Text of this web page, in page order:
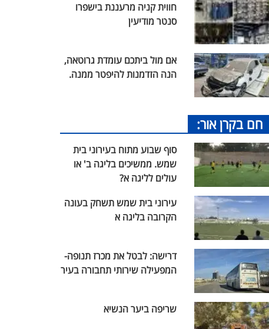
חווית קניה מרעננת בישפרו
סנטר מודיעין
אם מול ביתכם עומדת גרוטאה,
הנה הזדמנות להיפטר ממנה.
חם בקרן אור:
סוף שבוע מתוח בעירוני בית
שמש. ממשיכים בליגה ב' או
עולים לליגה א?
עירוני בית שמש תשחק בעונה
הקרובה בליגה א
דרישה: לבטל את מכרז תנופה-
המפעילה שירותי תחבורה בעיר
שריפה ביער הנשיא